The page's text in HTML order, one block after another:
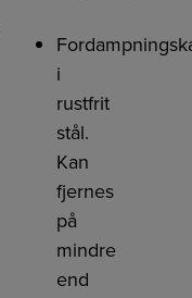
i
rustfrit
stål.
Kan
fjernes
på
mindre
end